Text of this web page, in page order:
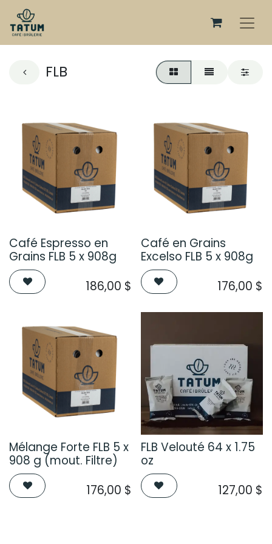
FLB
Café Espresso en
Grains FLB 5 x 908g
186,00 $
Café en Grains
Excelso FLB 5 x 908g
176,00 $
Mélange Forte FLB 5 x
908 g (mout. Filtre)
176,00 $
FLB Velouté 64 x 1.75
oz
127,00 $